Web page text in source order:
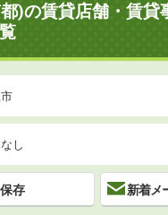
)の賃貸店舗・賃貸
し
存 新着メ